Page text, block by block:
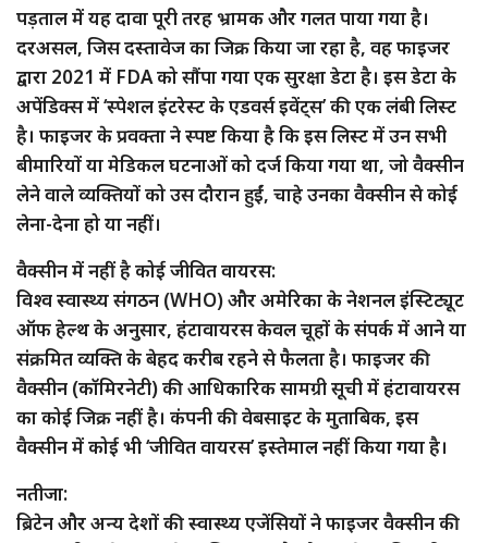
पड़ताल में यह दावा पूरी तरह भ्रामक और गलत पाया गया है।
दरअसल, जिस दस्तावेज का जिक्र किया जा रहा है, वह फाइजर
द्वारा 2021 में FDA को सौंपा गया एक सुरक्षा डेटा है। इस डेटा के
अपेंडिक्स में ‘स्पेशल इंटरेस्ट के एडवर्स इवेंट्स’ की एक लंबी लिस्ट
है। फाइजर के प्रवक्ता ने स्पष्ट किया है कि इस लिस्ट में उन सभी
बीमारियों या मेडिकल घटनाओं को दर्ज किया गया था, जो वैक्सीन
लेने वाले व्यक्तियों को उस दौरान हुईं, चाहे उनका वैक्सीन से कोई
लेना-देना हो या नहीं।
वैक्सीन में नहीं है कोई जीवित वायरस:
विश्व स्वास्थ्य संगठन (WHO) और अमेरिका के नेशनल इंस्टिट्यूट
ऑफ हेल्थ के अनुसार, हंटावायरस केवल चूहों के संपर्क में आने या
संक्रमित व्यक्ति के बेहद करीब रहने से फैलता है। फाइजर की
वैक्सीन (कॉमिरनेटी) की आधिकारिक सामग्री सूची में हंटावायरस
का कोई जिक्र नहीं है। कंपनी की वेबसाइट के मुताबिक, इस
वैक्सीन में कोई भी ‘जीवित वायरस’ इस्तेमाल नहीं किया गया है।
नतीजा:
ब्रिटेन और अन्य देशों की स्वास्थ्य एजेंसियों ने फाइजर वैक्सीन की